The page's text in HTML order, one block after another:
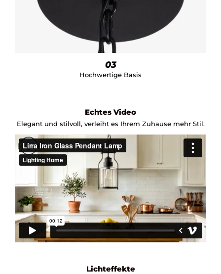
03
Hochwertige Basis
Echtes Video
Elegant und stilvoll, verleiht es Ihrem Zuhause mehr Stil.
Lichteffekte